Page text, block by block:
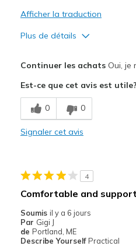
Afficher la traduction
Plus de détails
Breathe Well
Comfortable
Le contre
Les meilleures utilisations
Continuer les achatsOui, je
Est-ce que cet avis est utile?
0 0
Signaler cet avis
4
Comfortable and
Soumis il y a 6 jours
Par Gigi J
de Portland, ME
Describe Yourself Practical